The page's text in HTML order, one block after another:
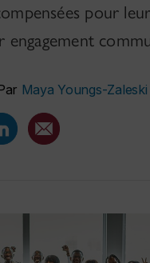
pour
engagement
Maya Youngs-Zaleski